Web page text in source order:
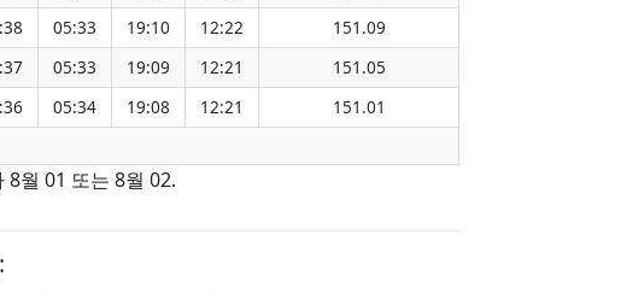
05:33 19:10 12:22
151.09
05:33 19:09 12:21
151.05
05:34 19:08 12:21 151.01
월 01 또는 8월 02.